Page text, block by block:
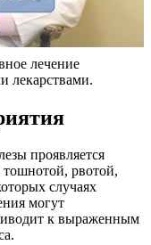
лечение
лекарствами.
проявляется
рвотой,
случаях
могут
к выраженным